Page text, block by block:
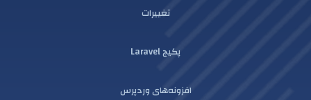
تغییرات
پکیج Laravel
افزونه‌های وردپرس